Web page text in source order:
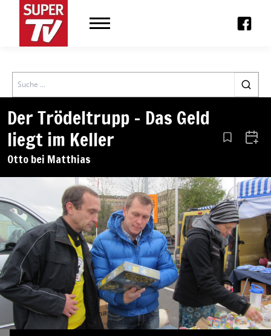
Search
Der Trödeltrupp – Das Geld
liegt im Keller
Otto bei Matthias
Aus den